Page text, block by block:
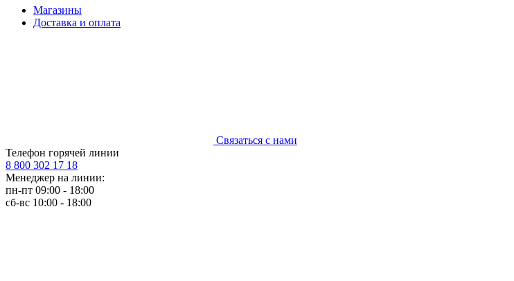
Магазины
Доставка и оплата
Связаться с нами
Телефон горячей линии
8 800 302 17 18
Менеджер на линии:
пн-пт 09:00 - 18:00
сб-вс 10:00 - 18:00